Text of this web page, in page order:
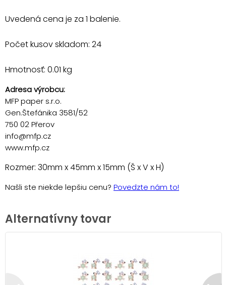
Uvedená cena je za 1 balenie.
Počet kusov skladom: 24
Hmotnosť: 0.01 kg
Adresa výrobcu:
MFP paper s.r.o.
Gen.Štefánika 3581/52
750 02 Přerov
info@mfp.cz
www.mfp.cz
Rozmer: 30mm x 45mm x 15mm (Š x V x H)
Našli ste niekde lepšiu cenu? Povedzte nám to!
Alternatívny tovar